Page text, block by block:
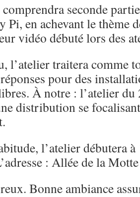
seconde
Pi, en achevant le thème
vidéo débuté lors des
l’atelier traitera comme
pour des
À notre : l’atelier du
distribution se
l’atelier débutera
: Allée de la
Bonne ambiance